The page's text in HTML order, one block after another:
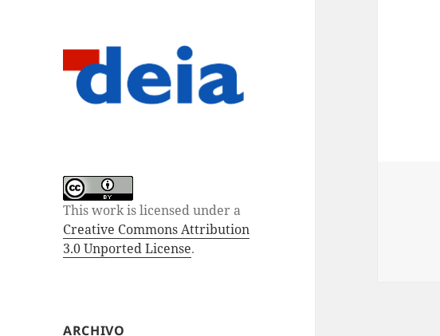
This work is licensed under a
Creative Commons Attribution
3.0 Unported License.
ARCHIVO